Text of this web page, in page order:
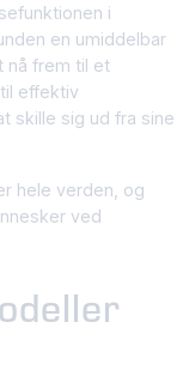
i
en umiddelbar
nå frem til et
effektiv
skille sig ud fra sine
hele verden, og
ved